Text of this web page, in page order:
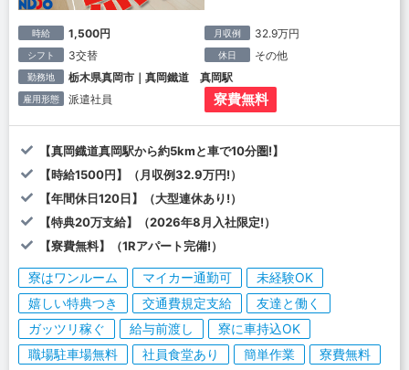
時給 1,500円 月収例 32.9万円
シフト 3交替 休日 その他
勤務地 栃木県真岡市｜真岡鐵道 真岡駅
雇用形態 派遣社員 寮費無料
【真岡鐡道真岡駅から約5kmと車で10分圏!】
【時給1500円】（月収例32.9万円!）
【年間休日120日】（大型連休あり!）
【特典20万支給】（2026年8月入社限定!）
【寮費無料】（1Rアパート完備!）
寮はワンルーム マイカー通勤可
未経験OK
嬉しい特典つき
交通費規定支給
友達と働く
ガッツリ稼ぐ
給与前渡し
寮に車持込OK
職場駐車場無料
社員食堂あり 簡単作業 寮費無料